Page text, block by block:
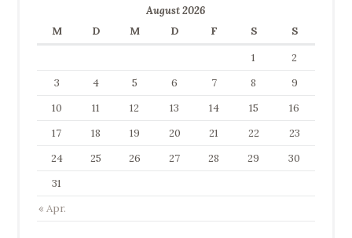
August 2026
M
D M D F S S
« Apr.
1
2
3
4 5 6 7 8
9
10
11 12 13 14 15
16
17
18 19 20 21 22
23
24
25 26 27 28 29
30
31